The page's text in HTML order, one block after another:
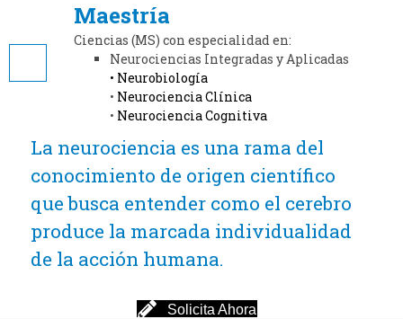
Maestría
Ciencias (MS) con especialidad en:
Neurociencias Integradas y Aplicadas
• Neurobiología
• Neurociencia Clínica
• Neurociencia Cognitiva
La neurociencia es una rama del
conocimiento de origen científico
que busca entender como el cerebro
produce la marcada individualidad
de la acción humana.
Solicita Ahora